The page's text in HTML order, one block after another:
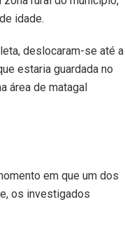
idade.
deslocaram-se até a
estaria guardada no
área de matagal
em que um dos
os investigados